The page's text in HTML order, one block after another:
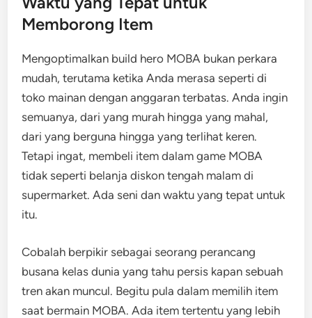
Memborong Item
Mengoptimalkan build hero MOBA bukan perkara
mudah, terutama ketika Anda merasa seperti di
toko mainan dengan anggaran terbatas. Anda ingin
semuanya, dari yang murah hingga yang mahal,
dari yang berguna hingga yang terlihat keren.
Tetapi ingat, membeli item dalam game MOBA
tidak seperti belanja diskon tengah malam di
supermarket. Ada seni dan waktu yang tepat untuk
itu.
Cobalah berpikir sebagai seorang perancang
busana kelas dunia yang tahu persis kapan sebuah
tren akan muncul. Begitu pula dalam memilih item
saat bermain MOBA. Ada item tertentu yang lebih